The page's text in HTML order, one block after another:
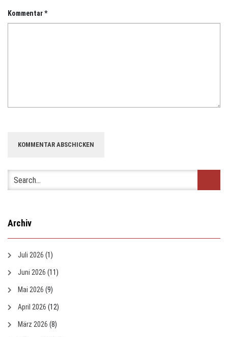
Kommentar*
Archiv
Juli 2026 (1)
Juni 2026 (11)
Mai 2026 (9)
April 2026 (12)
März 2026 (8)